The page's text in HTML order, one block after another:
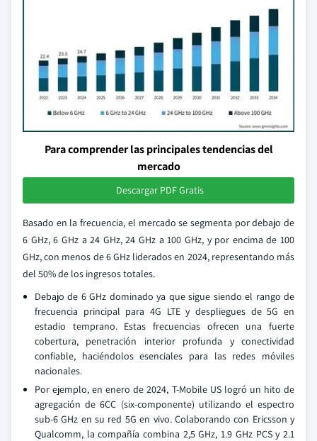
Para comprender las principales tendencias del
mercado
Descargar PDF Gratis
Basado en la frecuencia, el mercado se segmenta por debajo de
6 GHz, 6 GHz a 24 GHz, 24 GHz a 100 GHz, y por encima de 100
GHz, con menos de 6 GHz liderados en 2024, representando más
del 50% de los ingresos totales.
Debajo de 6 GHz dominado ya que sigue siendo el rango de
frecuencia principal para 4G LTE y despliegues de 5G en
estadio temprano. Estas frecuencias ofrecen una fuerte
cobertura, penetración interior profunda y conectividad
confiable, haciéndolos esenciales para las redes móviles
nacionales.
Por ejemplo, en enero de 2024, T-Mobile US logró un hito de
agregación de 6CC (six-componente) utilizando el espectro
sub-6 GHz en su red 5G en vivo. Colaborando con Ericsson y
Qualcomm, la compañía combina 2,5 GHz, 1.9 GHz PCS y 2.1